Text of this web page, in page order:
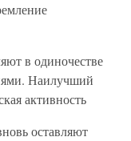
в одиночестве
Наилучший
активность
оставляют